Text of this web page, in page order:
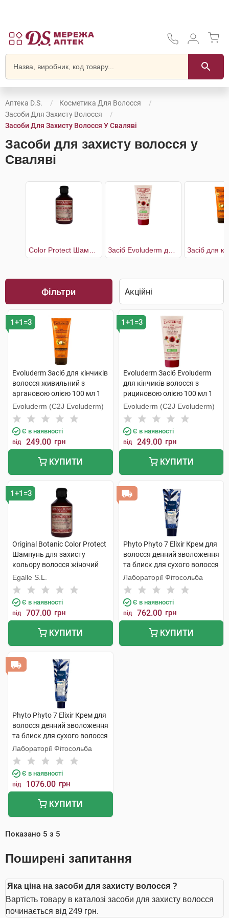
Аптека D.S.
Косметика Для Волосся
Засоби Для Захисту Волосся
Засоби Для Захисту Волосся У Сваляві
Засоби для захисту волосся у
Сваляві
Фільтри
1+1=3
Evoluderm Засіб для кінчиків
волосся живильний з
аргановою олією 100 мл 1
туба
Evoluderm (C2J Evoluderm)
Є в наявності
від 249.00 грн
КУПИТИ
1+1=3
Evoluderm Засіб Evoluderm
для кінчиків волосся з
рициновою олією 100 мл 1
туба
Evoluderm (C2J Evoluderm)
Є в наявності
від 249.00 грн
КУПИТИ
1+1=3
Original Botanic Color Protect
Шампунь для захисту
кольору волосся жіночий
250 мл 1 флакон
Egalle S.L.
Є в наявності
від 707.00 грн
КУПИТИ
Phyto Phyto 7 Elixir Крем для
волосся денний зволоження
та блиск для сухого волосся
50 мл 1 туба
Лабораторії Фітосольба
Є в наявності
від 762.00 грн
КУПИТИ
Phyto Phyto 7 Elixir Крем для
волосся денний зволоження
та блиск для сухого волосся
100 мл 1 шт
Лабораторії Фітосольба
Є в наявності
від 1076.00 грн
КУПИТИ
Показано 5 з 5
Поширені запитання
Яка ціна на засоби для захисту волосся ?
Вартість товару в каталозі засоби для захисту волосся
починається від 249 грн.